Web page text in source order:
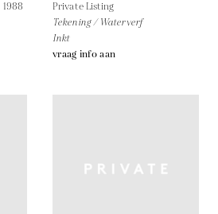
1988
Private Listing
Tekening / Waterverf
Inkt
vraag info aan